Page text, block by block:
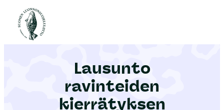
Etusivu
Lausunto
ravinteiden
kierrätyksen